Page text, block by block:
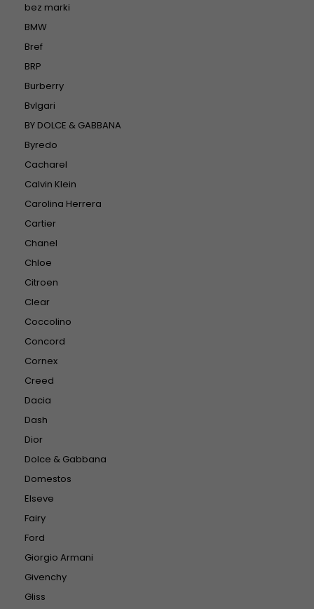
bez marki
BMW
Bref
BRP
Burberry
Bvlgari
BY DOLCE & GABBANA
Byredo
Cacharel
Calvin Klein
Carolina Herrera
Cartier
Chanel
Chloe
Citroen
Clear
Coccolino
Concord
Cornex
Creed
Dacia
Dash
Dior
Dolce & Gabbana
Domestos
Elseve
Fairy
Ford
Giorgio Armani
Givenchy
Gliss